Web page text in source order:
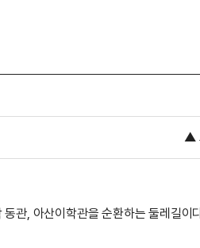
▲
관, 아산이학관을 순환하는 둘레길이